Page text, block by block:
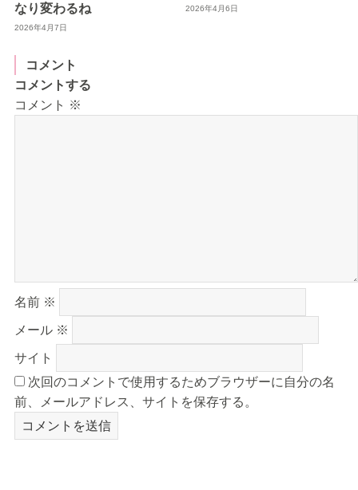
なり変わるね
2026年4月7日
2026年4月6日
コメント
コメントする
コメント ※
名前 ※
メール ※
サイト
次回のコメントで使用するためブラウザーに自分の名
前、メールアドレス、サイトを保存する。